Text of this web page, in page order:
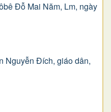
Ðỗ Mai Năm, Lm, ngày
Nguyễn Ðích, giáo dân,